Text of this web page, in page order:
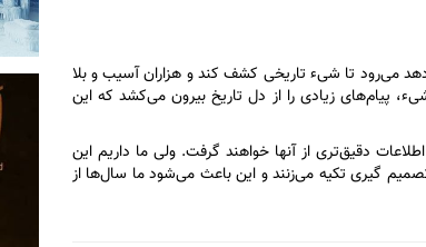
دهد می‌رود تا شیء تاریخی کشف کند و هزاران آسیب و بلا
پیام‌های زیادی را از دل تاریخ بیرون می‌کشد که این
دقیق‌تری از آنها خواهند گرفت. ولی ما داریم این
تصمیم گیری تکیه می‌زنند و این باعث می‌شود ما سال‌ها از